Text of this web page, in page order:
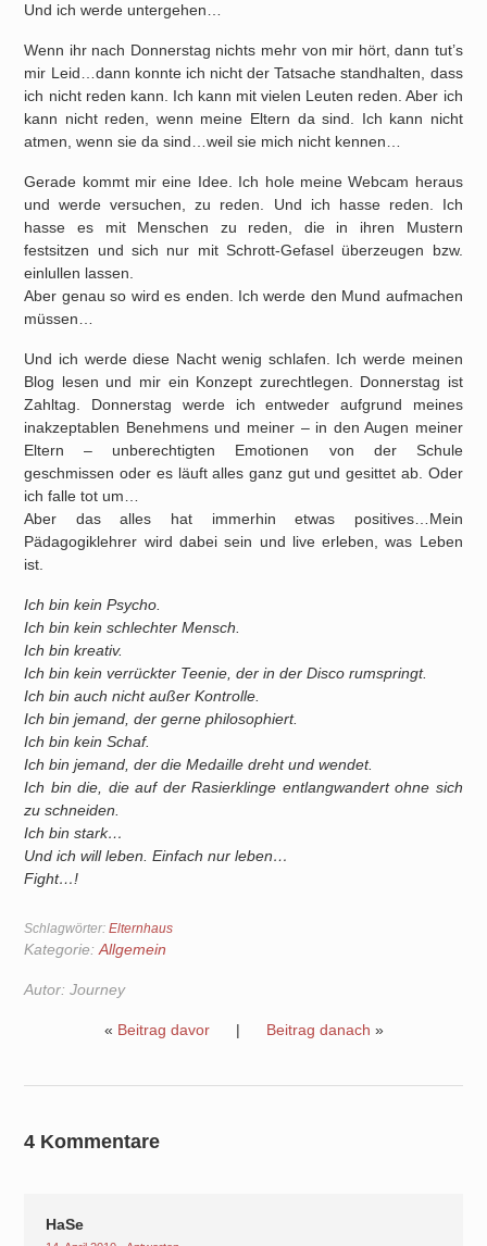
Und ich werde untergehen…
Wenn ihr nach Donnerstag nichts mehr von mir hört, dann tut’s
mir Leid…dann konnte ich nicht der Tatsache standhalten, dass
ich nicht reden kann. Ich kann mit vielen Leuten reden. Aber ich
kann nicht reden, wenn meine Eltern da sind. Ich kann nicht
atmen, wenn sie da sind…weil sie mich nicht kennen…
Gerade kommt mir eine Idee. Ich hole meine Webcam heraus
und werde versuchen, zu reden. Und ich hasse reden. Ich
hasse es mit Menschen zu reden, die in ihren Mustern
festsitzen und sich nur mit Schrott-Gefasel überzeugen bzw.
einlullen lassen.
Aber genau so wird es enden. Ich werde den Mund aufmachen
müssen…
Und ich werde diese Nacht wenig schlafen. Ich werde meinen
Blog lesen und mir ein Konzept zurechtlegen. Donnerstag ist
Zahltag. Donnerstag werde ich entweder aufgrund meines
inakzeptablen Benehmens und meiner – in den Augen meiner
Eltern – unberechtigten Emotionen von der Schule
geschmissen oder es läuft alles ganz gut und gesittet ab. Oder
ich falle tot um…
Aber das alles hat immerhin etwas positives…Mein
Pädagogiklehrer wird dabei sein und live erleben, was Leben
ist.
Ich bin kein Psycho.
Ich bin kein schlechter Mensch.
Ich bin kreativ.
Ich bin kein verrückter Teenie, der in der Disco rumspringt.
Ich bin auch nicht außer Kontrolle.
Ich bin jemand, der gerne philosophiert.
Ich bin kein Schaf.
Ich bin jemand, der die Medaille dreht und wendet.
Ich bin die, die auf der Rasierklinge entlangwandert ohne sich
zu schneiden.
Ich bin stark…
Und ich will leben. Einfach nur leben…
Fight…!
Schlagwörter:Elternhaus
Kategorie: Allgemein
Autor: Journey
« Beitrag davor| Beitrag danach »
4 Kommentare
HaSe